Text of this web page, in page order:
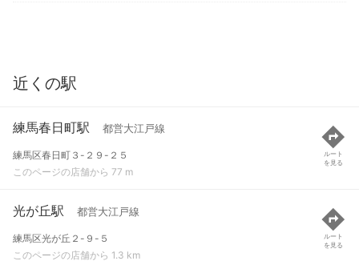
近くの駅
練馬春日町駅 都営大江戸線
練馬区春日町３-２９-２５
このページの店舗から 77 m
ルート
を見る
光が丘駅 都営大江戸線
練馬区光が丘２-９-５
このページの店舗から 1.3 km
ルート
を見る